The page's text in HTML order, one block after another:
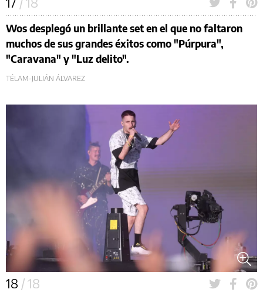
Wos desplegó un brillante set en el que no faltaron
muchos de sus grandes éxitos como "Púrpura",
"Caravana" y "Luz delito".
TÉLAM-JULIÁN ÁLVAREZ
18 / 18